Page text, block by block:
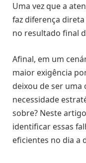
Uma vez que a
faz diferença
no resultado final
Afinal, em um
maior exigência
deixou de ser uma
necessidade
sobre? Neste
identificar essas
eficientes no dia a